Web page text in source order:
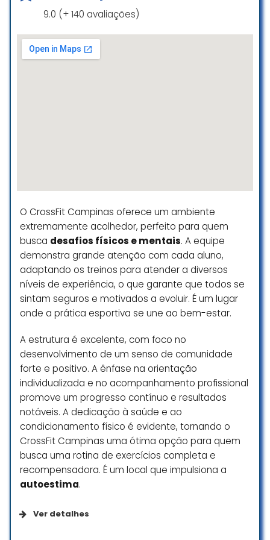
Excelente box, ótima estrutura e
localização.
Excelentes treinos e uma
comunidade muito unida!
Hoje fiz minha aula experimental
com eles e minha experiência foi
incrível. Desde o atendimento na
recepção, que foi bastante
acolhedor e explicativo, até no
decorrer da aula com a coach Ju.
A vibe da galera também é muito
frequentemente com eles a partir
de agora!
João Augusto
Já ouvi falar muito bem deste
estabelecimento, e tenho muita
vontade de me matricular, mas
gostaria de saber quais horários
9.0 (+ 140 avaliações)
O CrossFit Campinas oferece um ambiente
extremamente acolhedor, perfeito para quem
busca desafios físicos e mentais. A equipe
demonstra grande atenção com cada aluno,
adaptando os treinos para atender a diversos
níveis de experiência, o que garante que todos se
sintam seguros e motivados a evoluir. É um lugar
onde a prática esportiva se une ao bem-estar.
A estrutura é excelente, com foco no
desenvolvimento de um senso de comunidade
forte e positivo. A ênfase na orientação
individualizada e no acompanhamento profissional
promove um progresso contínuo e resultados
notáveis. A dedicação à saúde e ao
condicionamento físico é evidente, tornando o
CrossFit Campinas uma ótima opção para quem
busca uma rotina de exercícios completa e
recompensadora. É um local que impulsiona a
autoestima.
Ver detalhes